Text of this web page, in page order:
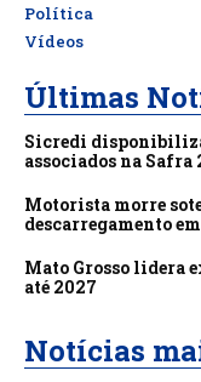
Política
Vídeos
Últimas
Sicredi
associados na Safra
Motorista morre
descarregamento
Mato Grosso lidera
até 2027
Notícias